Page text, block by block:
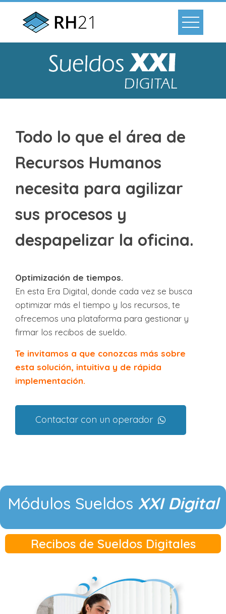
Todo lo que el área de
Recursos Humanos
necesita para agilizar
sus procesos y
despapelizar la oficina.
Optimización de tiempos.
En esta Era Digital, donde cada vez se busca
optimizar más el tiempo y los recursos, te
ofrecemos una plataforma para gestionar y
firmar los recibos de sueldo.
Te invitamos a que conozcas más sobre
esta solución, intuitiva y de rápida
implementación.
Contactar con un operador
Módulos Sueldos XXI Digital
Recibos de Sueldos Digitales